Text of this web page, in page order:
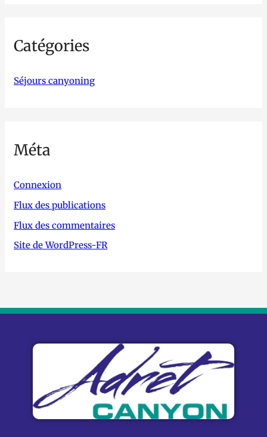
Catégories
Séjours canyoning
Méta
Connexion
Flux des publications
Flux des commentaires
Site de WordPress-FR